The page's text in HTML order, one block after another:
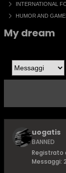
INTERNATIONAL
HUMOR AND
My dream
uogatis
BANNED
Registrato
Messaggi: